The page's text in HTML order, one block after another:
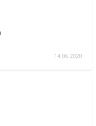
14.06.2020